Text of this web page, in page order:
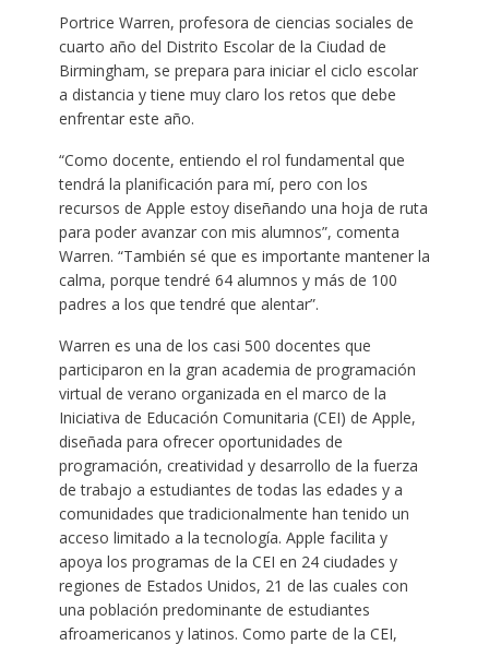
Portrice Warren, profesora de ciencias sociales de
cuarto año del Distrito Escolar de la Ciudad de
Birmingham, se prepara para iniciar el ciclo escolar
a distancia y tiene muy claro los retos que debe
enfrentar este año.
“Como docente, entiendo el rol fundamental que
tendrá la planificación para mí, pero con los
recursos de Apple estoy diseñando una hoja de ruta
para poder avanzar con mis alumnos”, comenta
Warren. “También sé que es importante mantener la
calma, porque tendré 64 alumnos y más de 100
padres a los que tendré que alentar”.
Warren es una de los casi 500 docentes que
participaron en la gran academia de programación
virtual de verano organizada en el marco de la
Iniciativa de Educación Comunitaria (CEI) de Apple,
diseñada para ofrecer oportunidades de
programación, creatividad y desarrollo de la fuerza
de trabajo a estudiantes de todas las edades y a
comunidades que tradicionalmente han tenido un
acceso limitado a la tecnología. Apple facilita y
apoya los programas de la CEI en 24 ciudades y
regiones de Estados Unidos, 21 de las cuales con
una población predominante de estudiantes
afroamericanos y latinos. Como parte de la CEI,